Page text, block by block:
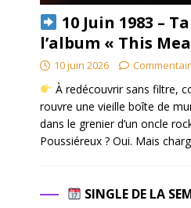
10 Juin 1983 –
l’album « This
10 juin 2026
À redécouvrir sans filtre,
rouvre une vieille boîte de
dans le grenier d’un oncle
Poussiéreux ? Oui. Mais
SINGLE DE LA